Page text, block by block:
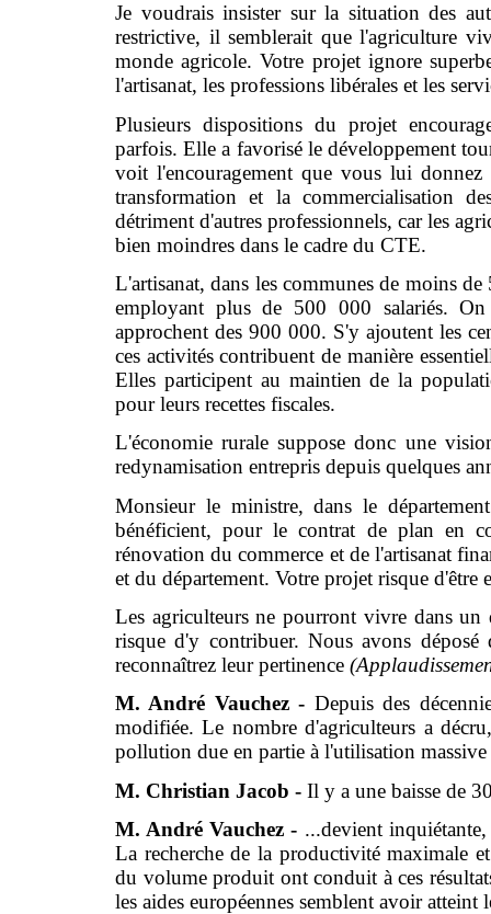
Je voudrais insister sur la situation des
restrictive, il semblerait que l'agriculture
monde agricole. Votre projet ignore
l'artisanat, les professions libérales et les
Plusieurs dispositions du projet
parfois. Elle a favorisé le développement
voit l'encouragement que vous lui
transformation et la commercialisation
détriment d'autres professionnels, car les
bien moindres dans le cadre du CTE.
L'artisanat, dans les communes de moins
employant plus de 500 000 salariés.
approchent des 900 000. S'y ajoutent les
ces activités contribuent de manière
Elles participent au maintien de la
pour leurs recettes fiscales.
L'économie rurale suppose donc une
redynamisation entrepris depuis quelques
Monsieur le ministre, dans le
bénéficient, pour le contrat de plan en
rénovation du commerce et de l'artisanat
et du département. Votre projet risque d'être
Les agriculteurs ne pourront vivre dans un
risque d'y contribuer. Nous avons déposé
reconnaîtrez leur pertinence
M. André Vauchez - Depuis des
modifiée. Le nombre d'agriculteurs a
pollution due en partie à l'utilisation
M. Christian Jacob - Il y a une baisse de
M. André Vauchez - ...devient
La recherche de la productivité maximale
du volume produit ont conduit à ces
les aides européennes semblent avoir atteint